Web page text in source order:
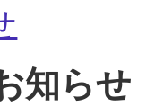
知らせ